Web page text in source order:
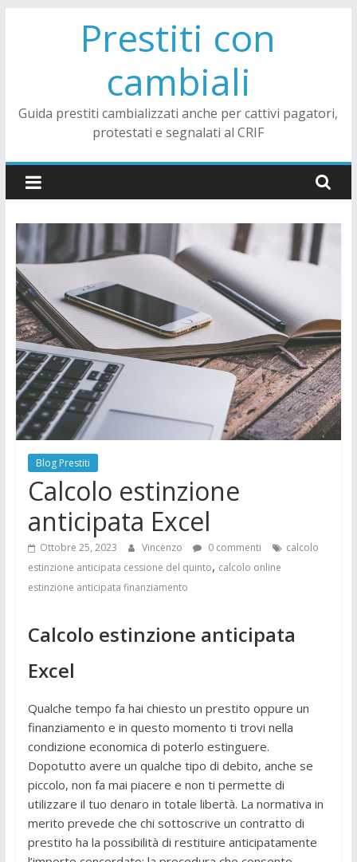
Prestiti con
cambiali
Guida prestiti cambializzati anche per cattivi pagatori,
protestati e segnalati al CRIF
Blog Prestiti
Calcolo estinzione
anticipata Excel
Ottobre 25, 2023 Vincenzo 0 commenti
calcolo
estinzione anticipata cessione del quinto, calcolo online
estinzione anticipata finanziamento
Calcolo estinzione anticipata
Excel
Qualche tempo fa hai chiesto un prestito oppure un
finanziamento e in questo momento ti trovi nella
condizione economica di poterlo estinguere.
Dopotutto avere un qualche tipo di debito, anche se
piccolo, non fa mai piacere e non ti permette di
utilizzare il tuo denaro in totale libertà. La normativa in
merito prevede che chi sottoscrive un contratto di
prestito ha la possibilità di restituire anticipatamente